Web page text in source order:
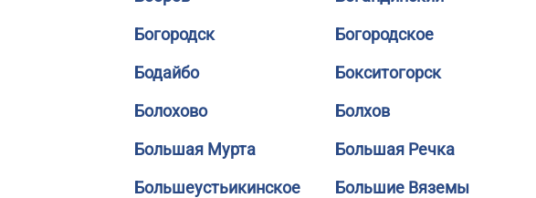
Богородск
Богородское
Бодайбо
Бокситогорск
Болохово
Болхов
Большая Мурта
Большая Речка
Большеустьикинское
Большие Вяземы